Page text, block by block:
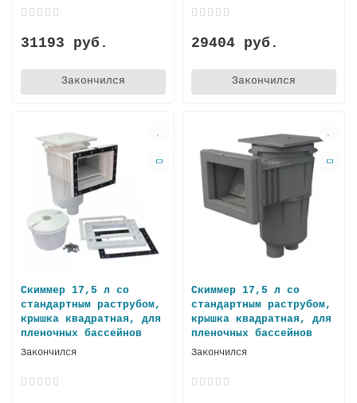
31193 руб.
Закончился
29404 руб.
Закончился
Скиммер 17,5 л со
стандартным раструбом,
крышка квадратная, для
пленoчных бассейнов
Закончился
Скиммер 17,5 л со
стандартным раструбом,
крышка квадратная, для
пленочных бассейнов
Закончился